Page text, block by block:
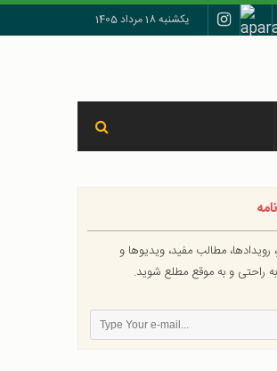
یکشنبه 18 مرداد 1405
رویدادها، مطالب مفید، ویدیوها و
راحتی و به موقع مطلع شوید.